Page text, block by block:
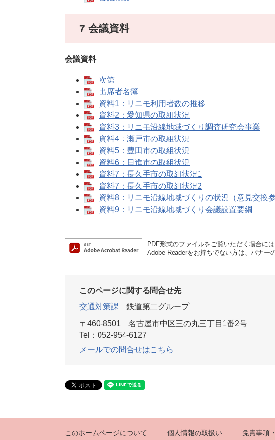
7 会議資料
会議資料
次第
出席者名簿
資料1：リニモ利用者数の推移
資料2：愛知県の取組状況
資料3：リニモ沿線地域づくり調査研究会事業
資料4：瀬戸市の取組状況
資料5：豊田市の取組状況
資料6：日進市の取組状況
資料7：長久手市の取組状況1
資料7：長久手市の取組状況2
資料8：リニモ沿線地域づくりの状況（意見交換参
資料9：リニモ沿線地域づくり会議設置要綱
PDF形式のファイルをご覧いただく場合に
Adobe Readerをお持ちでない方は、バナー
このページに関する問合せ先
交通対策課
鉄道第二グループ
〒460-8501
名古屋市中区三の丸三丁目1番2号
Tel：052-954-6127
メールでの問合せはこちら
このホームページについて 個人情報の取扱い 免責事項